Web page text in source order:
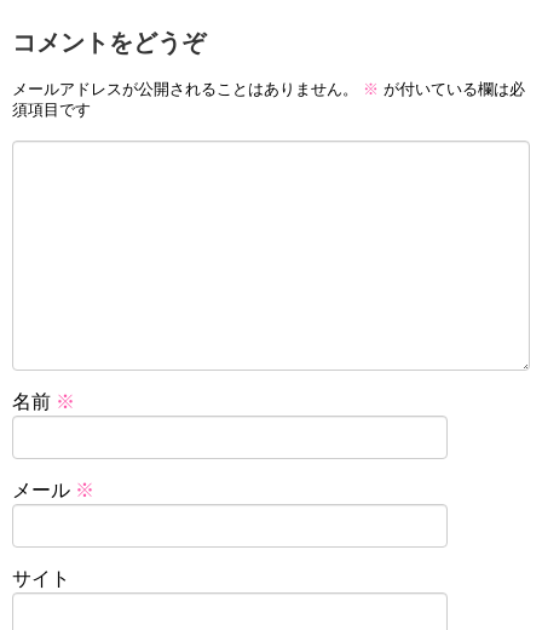
コメントをどうぞ
メールアドレスが公開されることはありません。 ※ が付いている欄は必
須項目です
名前 ※
メール ※
サイト